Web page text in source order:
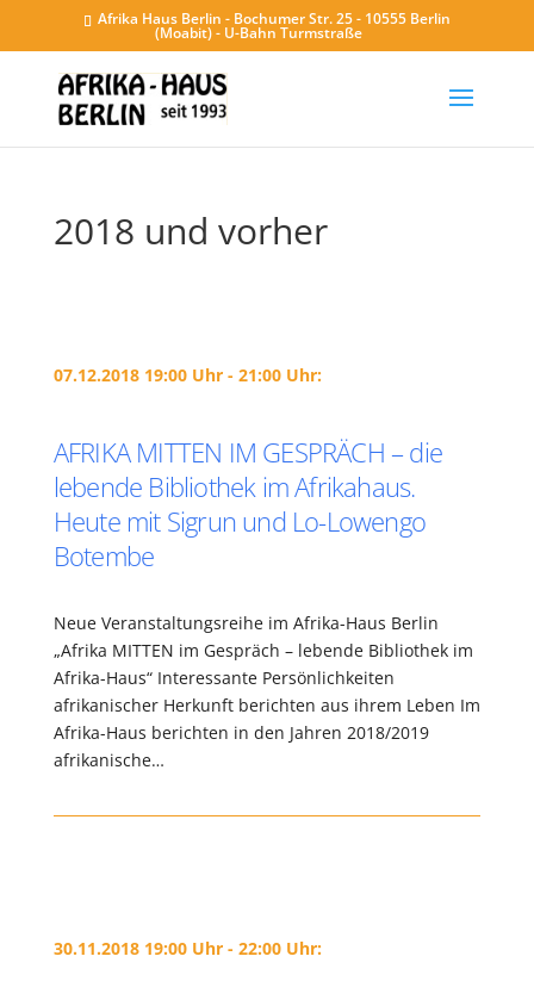
Afrika Haus Berlin - Bochumer Str. 25 - 10555 Berlin
(Moabit) - U-Bahn Turmstraße
2018 und vorher
07.12.2018 19:00 Uhr - 21:00 Uhr:
AFRIKA MITTEN IM GESPRÄCH – die
lebende Bibliothek im Afrikahaus.
Heute mit Sigrun und Lo-Lowengo
Botembe
Neue Veranstaltungsreihe im Afrika-Haus Berlin
„Afrika MITTEN im Gespräch – lebende Bibliothek im
Afrika-Haus“ Interessante Persönlichkeiten
afrikanischer Herkunft berichten aus ihrem Leben Im
Afrika-Haus berichten in den Jahren 2018/2019
afrikanische…
30.11.2018 19:00 Uhr - 22:00 Uhr: